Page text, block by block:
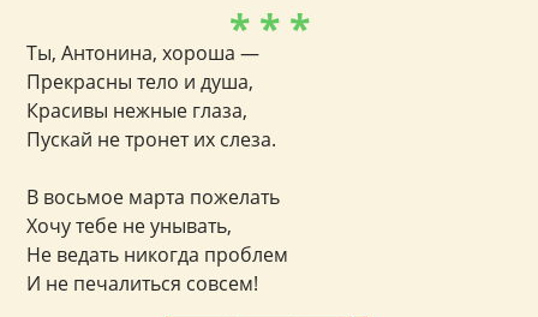
* * *
Ты, Антонина, хороша —
Прекрасны тело и душа,
Красивы нежные глаза,
Пускай не тронет их слеза.
В восьмое марта пожелать
Хочу тебе не унывать,
Не ведать никогда проблем
И не печалиться совсем!